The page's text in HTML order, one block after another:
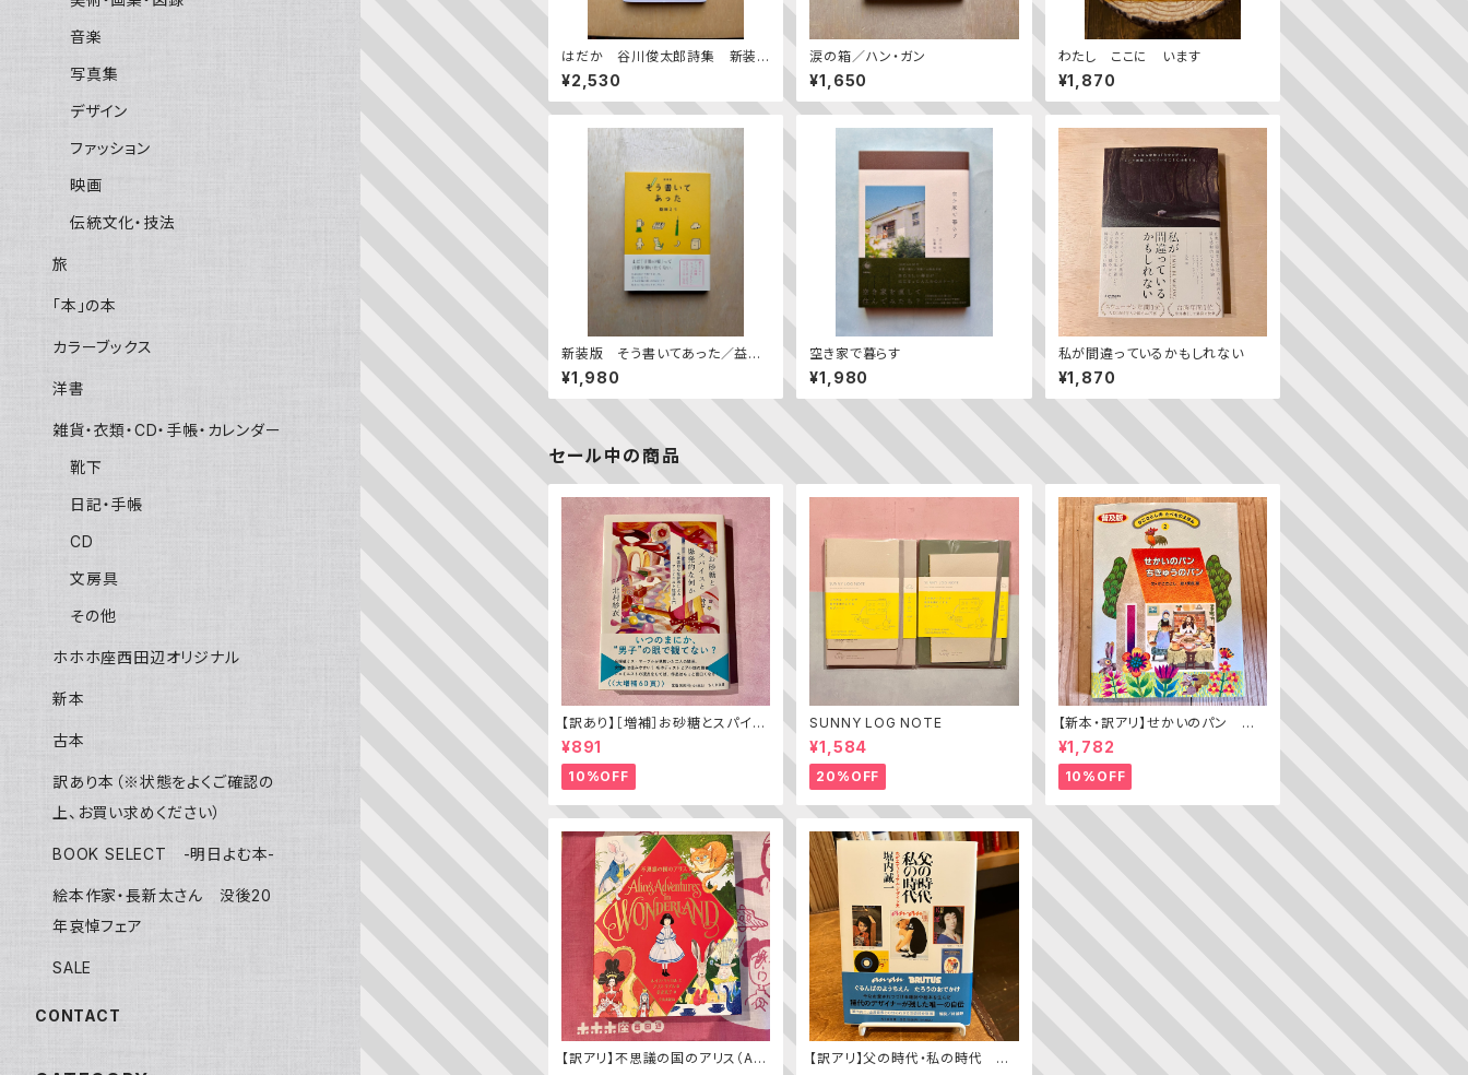
はだか 谷川俊太郎詩集 新装
版
¥2,530
涙の箱／ハン・ガン
¥1,650
わたし ここに います
¥1,870
新装版 そう書いてあった／益田
ミリ
¥1,980
空き家で暮らす
¥1,980
私が間違っているかもしれない
¥1,870
セール中の商品
【訳あり】［増補］お砂糖とスパイス
と爆発的な何か ——不真面目な
批評家によるフェミニスト批評入門
¥891
10%OFF
SUNNY LOG NOTE
¥1,584
20%OFF
【新本・訳アリ】せかいのパン ちき
ゅうのパン（普及版 かこさとし
¥1,782
10%OFF
【訳アリ】不思議の国のアリス（Alic
【訳アリ】父の時代・私の時代 ─
音楽
写真集
デザイン
ファッション
映画
伝統文化・技法
旅
「本」の本
カラーブックス
洋書
雑貨・衣類・CD・手帳・カレンダー
靴下
日記・手帳
CD
文房具
その他
ホホホ座西田辺オリジナル
新本
古本
訳あり本（※状態をよくご確認の
上、お買い求めください）
BOOK SELECT -明日よむ本-
絵本作家・長新太さん 没後20
年哀悼フェア
SALE
CONTACT